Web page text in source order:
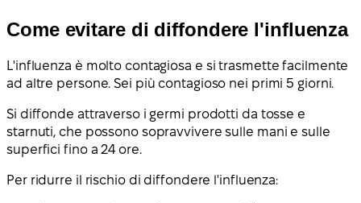
Come evitare di diffondere l'influenza
L'influenza è molto contagiosa e si trasmette facilmente
ad altre persone. Sei più contagioso nei primi 5 giorni.
Si diffonde attraverso i germi prodotti da tosse e
starnuti, che possono sopravvivere sulle mani e sulle
superfici fino a 24 ore.
Per ridurre il rischio di diffondere l'influenza: